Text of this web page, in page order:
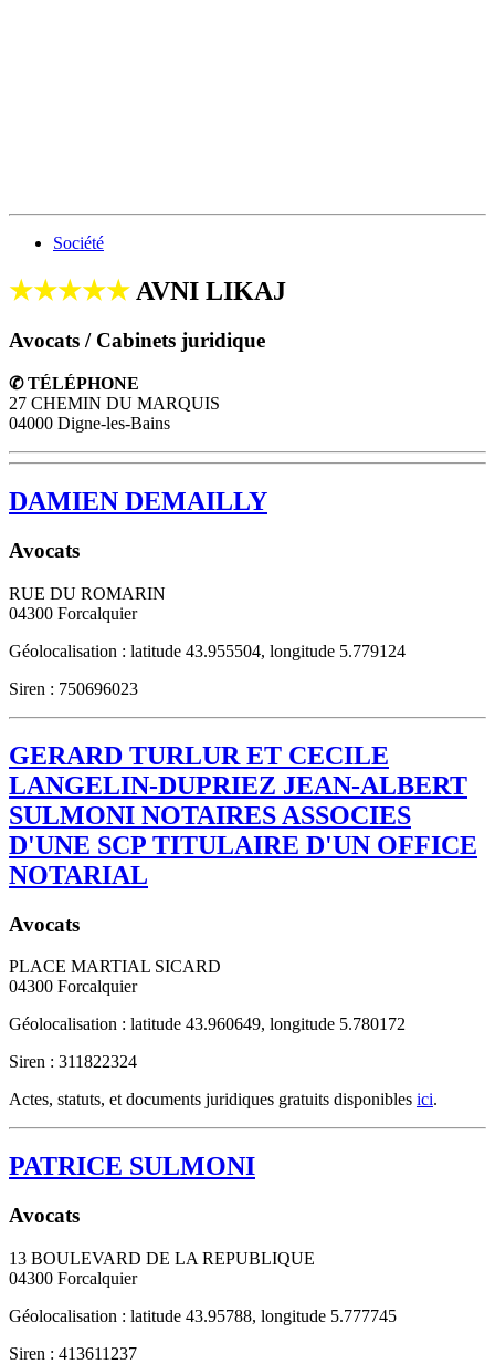
Société
★★★★★ AVNI LIKAJ
Avocats / Cabinets juridique
✆ TÉLÉPHONE
27 CHEMIN DU MARQUIS
04000 Digne-les-Bains
DAMIEN DEMAILLY
Avocats
RUE DU ROMARIN
04300 Forcalquier
Géolocalisation : latitude 43.955504, longitude 5.779124
Siren : 750696023
GERARD TURLUR ET CECILE
LANGELIN-DUPRIEZ JEAN-ALBERT
SULMONI NOTAIRES ASSOCIES
D'UNE SCP TITULAIRE D'UN OFFICE
NOTARIAL
Avocats
PLACE MARTIAL SICARD
04300 Forcalquier
Géolocalisation : latitude 43.960649, longitude 5.780172
Siren : 311822324
Actes, statuts, et documents juridiques gratuits disponibles ici.
PATRICE SULMONI
Avocats
13 BOULEVARD DE LA REPUBLIQUE
04300 Forcalquier
Géolocalisation : latitude 43.95788, longitude 5.777745
Siren : 413611237